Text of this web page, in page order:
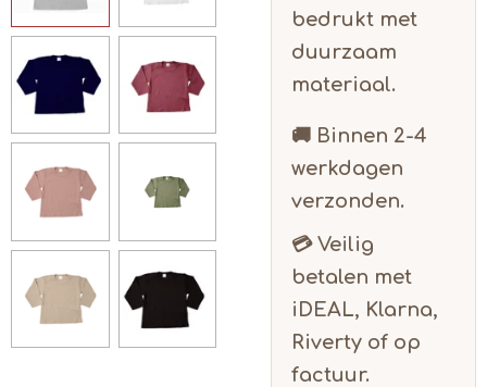
bedrukt met
duurzaam
materiaal.
🚚 Binnen 2-4
werkdagen
verzonden.
💳 Veilig
betalen met
iDEAL, Klarna,
Riverty of op
factuur.